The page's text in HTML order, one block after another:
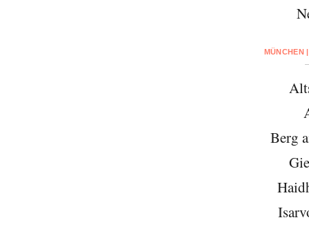
MÜNCHEN
Berg